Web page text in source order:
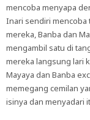
mencoba menyapa
Inari sendiri mencoba
mereka, Banba dan
mengambil satu di
mereka langsung lari
Mayaya dan Banba
memegang cemilan
isinya dan menyadari